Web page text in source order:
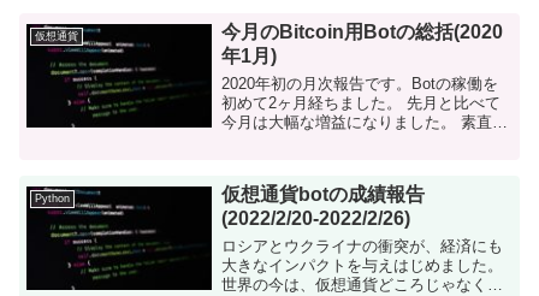
手...
仮想通貨
今月のBitcoin用Botの総括(2020
年1月)
2020年初の月次報告です。Botの稼働を
初めて2ヶ月経ちました。 先月と比べて
今月は大幅な増益になりました。 素直に
Python
仮想通貨botの成績報告
(2022/2/20-2022/2/26)
ロシアとウクライナの衝突が、経済にも
大きなインパクトを与えはじめました。
世界の今は、仮想通貨どころじゃなくな